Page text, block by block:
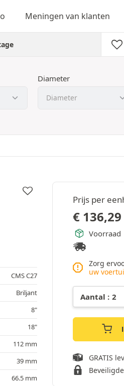
Meningen van klanten
Diameter
Prijs per
€ 136,29
Voorraad
Zorg
uw
GRATIS
CMS C27
Briljant
8"
18"
112 mm
39 mm
66.5 mm